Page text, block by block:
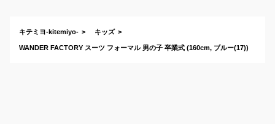
キテミヨ-kitemiyo- キッズ
WANDER FACTORY スーツ フォーマル 男の子 卒業式 (160cm, ブルー(17))